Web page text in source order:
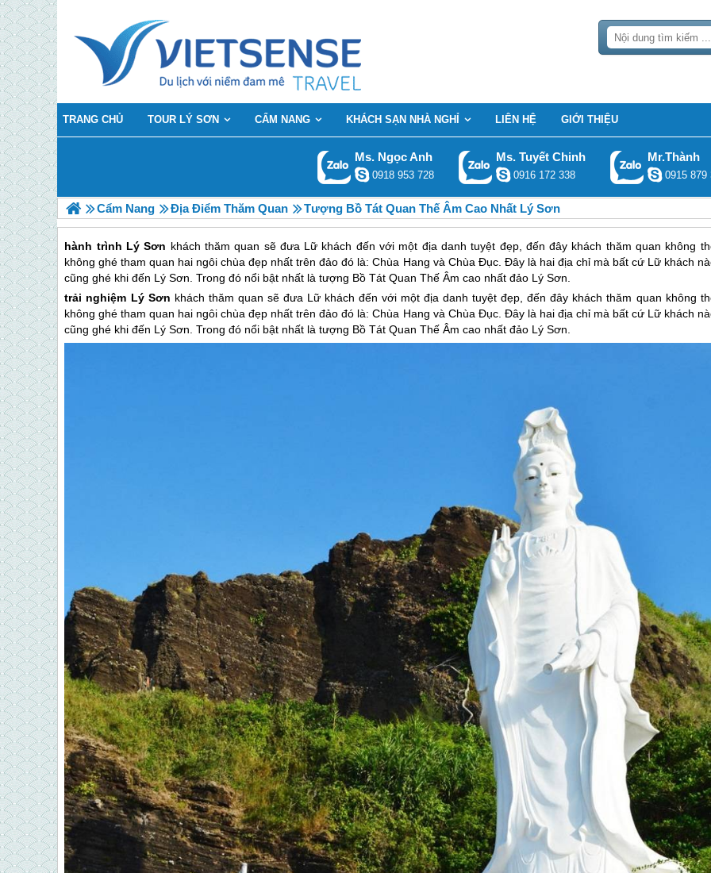
TRANG CHỦ TOUR LÝ SƠN CẨM NANG KHÁCH SẠN NHÀ NGHỈ LIÊN HỆ GIỚI THIỆU
Ms. Ngọc Anh
0918 953 728
Ms. Tuyết Chinh
0916 172 338
Mr.Thành
0915 879
Cẩm Nang Địa Điểm Thăm Quan Tượng Bồ Tát Quan Thế Âm Cao Nhất Lý Sơn
hành trình Lý Sơn khách thăm quan sẽ đưa Lữ khách đến với một địa danh tuyệt đẹp, đến đây khách thăm quan không
không ghé tham quan hai ngôi chùa đẹp nhất trên đảo đó là: Chùa Hang và Chùa Đục. Đây là hai địa chỉ mà bất cứ Lữ khách
cũng ghé khi đến Lý Sơn. Trong đó nổi bật nhất là tượng Bồ Tát Quan Thế Âm cao nhất đảo Lý Sơn.
trải nghiệm Lý Sơn khách thăm quan sẽ đưa Lữ khách đến với một địa danh tuyệt đẹp, đến đây khách thăm quan không
không ghé tham quan hai ngôi chùa đẹp nhất trên đảo đó là: Chùa Hang và Chùa Đục. Đây là hai địa chỉ mà bất cứ Lữ khách
cũng ghé khi đến Lý Sơn. Trong đó nổi bật nhất là tượng Bồ Tát Quan Thế Âm cao nhấtđảo Lý Sơn.